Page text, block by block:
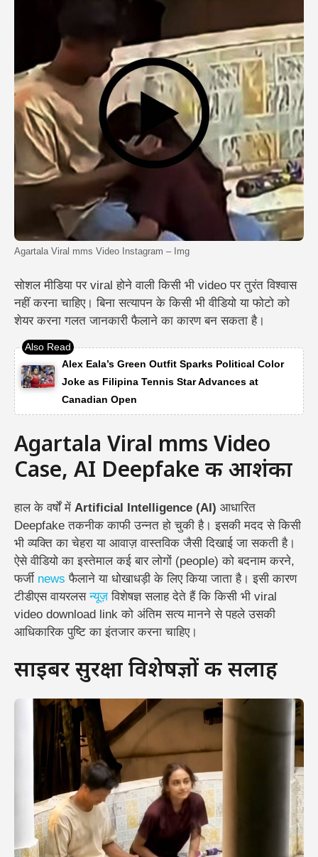
Agartala Viral mms Video Instagram – Img
सोशल मीडिया पर viral होने वाली किसी भी video पर तुरंत विश्वास
नहीं करना चाहिए। बिना सत्यापन के किसी भी वीडियो या फोटो को
शेयर करना गलत जानकारी फैलाने का कारण बन सकता है।
Alex Eala’s Green Outfit Sparks Political Color
Joke as Filipina Tennis Star Advances at
Canadian Open
Agartala Viral mms Video
Case, AI Deepfake की आशंका
हाल के वर्षों में Artificial Intelligence (AI) आधारित
Deepfake तकनीक काफी उन्नत हो चुकी है। इसकी मदद से किसी
भी व्यक्ति का चेहरा या आवाज़ वास्तविक जैसी दिखाई जा सकती है।
ऐसे वीडियो का इस्तेमाल कई बार लोगों (people) को बदनाम करने,
फर्जी news फैलाने या धोखाधड़ी के लिए किया जाता है।इसी कारण
टीडीएस वायरलसन्यूज़विशेषज्ञ सलाह देते हैं कि किसी भी viral
video download link को अंतिम सत्य मानने से पहले उसकी
आधिकारिक पुष्टि का इंतजार करना चाहिए।
साइबर सुरक्षा विशेषज्ञों की सलाह